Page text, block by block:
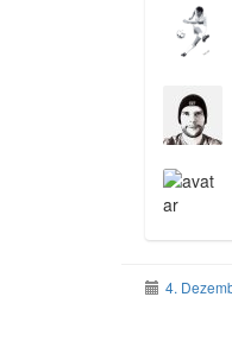
4.